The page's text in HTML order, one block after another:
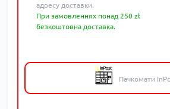
адресу доставки.
При замовленнях понад 250 zł
безкоштовна доставка.
Пачкомати